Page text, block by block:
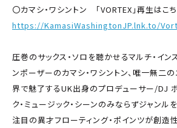
〇カマシ・ワシントン 「VORTEX」再生はこ
https://KamasiWashingtonJP.lnk.to/
圧巻のサックス・ソロを聴かせるマルチ・イン
ンポーザーのカマシ・ワシントン、唯一無二
界で魅了するUK出身のプロデューサー/DJ ボ
ク・ミュージック・シーンのみならずジャンル
注目の異才フローティング・ポインツが創造